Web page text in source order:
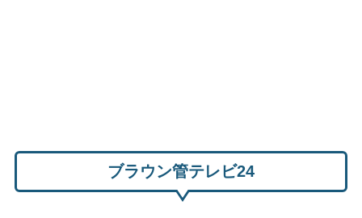
ブラウン管テレビ24